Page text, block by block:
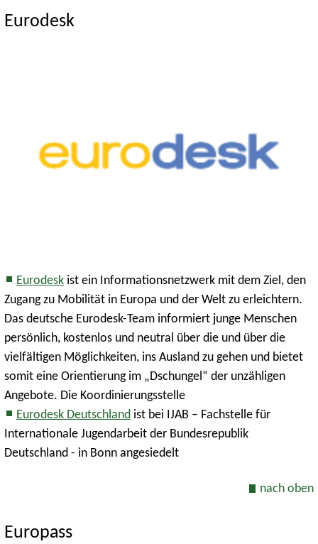
Eurodesk
Eurodesk ist ein Informationsnetzwerk mit dem Ziel, den
Zugang zu Mobilität in Europa und der Welt zu erleichtern.
Das deutsche Eurodesk-Team informiert junge Menschen
persönlich, kostenlos und neutral über die und über die
vielfältigen Möglichkeiten, ins Ausland zu gehen und bietet
somit eine Orientierung im „Dschungel“ der unzähligen
Angebote. Die Koordinierungsstelle
Eurodesk Deutschland ist bei IJAB – Fachstelle für
Internationale Jugendarbeit der Bundesrepublik
Deutschland - in Bonn angesiedelt
nach oben
Europass